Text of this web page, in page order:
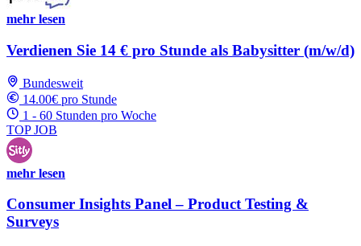
mehr lesen
Verdienen Sie 14 € pro Stunde als Babysitter (m/w/d)
Bundesweit
14.00€ pro Stunde
1 - 60 Stunden pro Woche
TOP JOB
mehr lesen
Consumer Insights Panel – Product Testing &
Surveys